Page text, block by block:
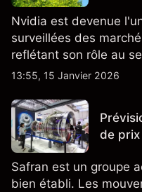
Nvidia est devenue
surveillées des
reflétant son rôle au
semi-conducteurs et
13:55, 15 Janvier 2026
de
Safran est un groupe
bien établi. Les